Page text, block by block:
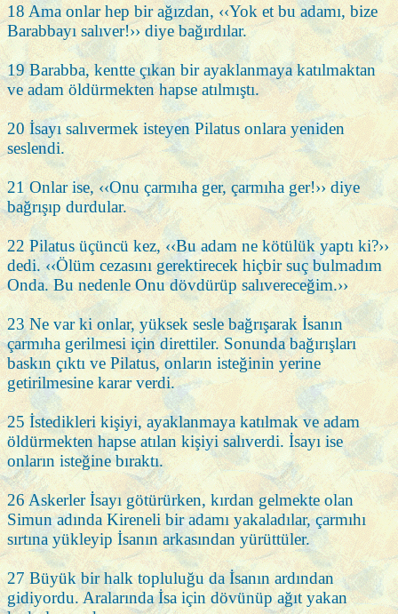
18 Ama onlar hep bir ağızdan, ‹‹Yok et bu adamı, bize
Barabbayı salıver!›› diye bağırdılar.
19 Barabba, kentte çıkan bir ayaklanmaya katılmaktan
ve adam öldürmekten hapse atılmıştı.
20 İsayı salıvermek isteyen Pilatus onlara yeniden
seslendi.
21 Onlar ise, ‹‹Onu çarmıha ger, çarmıha ger!›› diye
bağrışıp durdular.
22 Pilatus üçüncü kez, ‹‹Bu adam ne kötülük yaptı ki?››
dedi. ‹‹Ölüm cezasını gerektirecek hiçbir suç bulmadım
Onda. Bu nedenle Onu dövdürüp salıvereceğim.››
23 Ne var ki onlar, yüksek sesle bağrışarak İsanın
çarmıha gerilmesi için direttiler. Sonunda bağırışları
baskın çıktı ve Pilatus, onların isteğinin yerine
getirilmesine karar verdi.
25 İstedikleri kişiyi, ayaklanmaya katılmak ve adam
öldürmekten hapse atılan kişiyi salıverdi. İsayı ise
onların isteğine bıraktı.
26 Askerler İsayı götürürken, kırdan gelmekte olan
Simun adında Kireneli bir adamı yakaladılar, çarmıhı
sırtına yükleyip İsanın arkasından yürüttüler.
27 Büyük bir halk topluluğu da İsanın ardından
gidiyordu. Aralarında İsa için dövünüp ağıt yakan